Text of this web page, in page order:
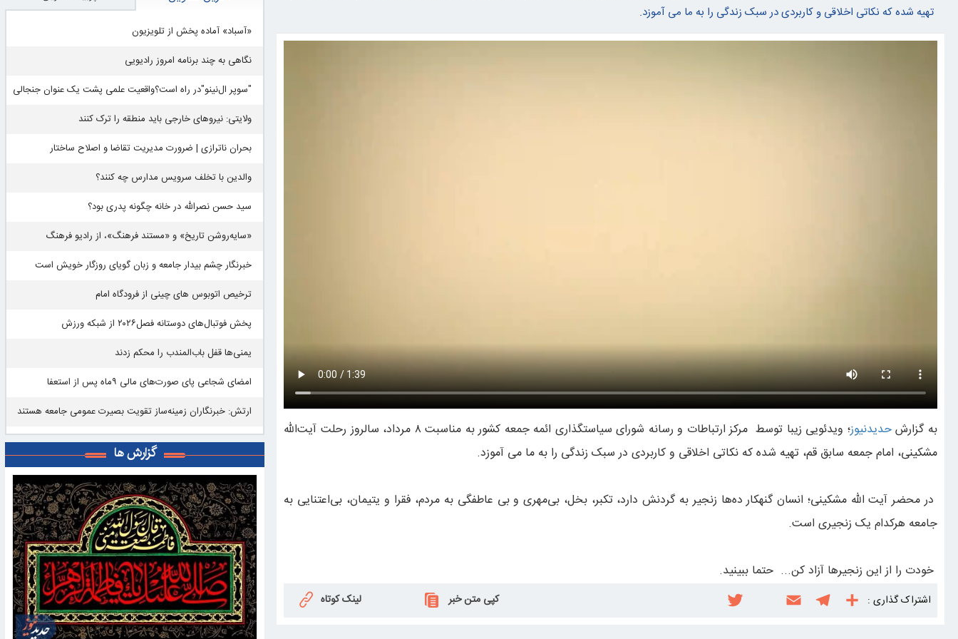
"سوپر ال‌نینو"در راه است؟واقعیت علمی پشت یک عنوان جنجالی
تهیه شده که نکاتی اخلاقی و کاربردی در سبک زندگی را به ما می آموزد.
به گزارشحدیدنیوز
؛ ویدئویی زیبا توسط مرکز ارتباطات و رسانه شورای سیاستگذاری ائمه جمعه کشور به مناسبت ۸ مرداد، سالروز رحلت آیت‌الله
مشکینی، امام جمعه سابق قم، تهیه شده که نکاتی اخلاقی و کاربردی در سبک زندگی را به ما می آموزد.
در محضر آیت الله مشکینی؛ انسان گنهکار ده‌ها زنجیر به گردنش دارد، تکبر، بخل، بی‌مهری و بی عاطفگی به مردم، فقرا و یتیمان، بی‌‌اعتنایی به
جامعه هرکدام یک زنجیری است.
خودت را از این زنجیرها آزاد کن... حتما ببینید.
اشتراک گذاری :
T
E
T
S
کپی متن خبر لینک کوتاه
«آسباد» آماده پخش از تلویزیون
نگاهی به چند برنامه امروز رادیویی
"سوپر ال‌نینو"در راه است؟واقعیت علمی پشت یک عنوان جنجالی
ولایتی: نیروهای خارجی باید منطقه را ترک کنند
بحران ناترازی | ضرورت مدیریت تقاضا و اصلاح ساختار
والدین با تخلف سرویس مدارس چه کنند؟
سید حسن نصرالله در خانه چگونه پدری بود؟
«سایه‌روشن تاریخ» و «مستند فرهنگ»، از رادیو فرهنگ
خبرنگار چشم بیدار جامعه و زبان گویای روزگار خویش است
ترخیص اتوبوس های چینی از فرودگاه امام
پخش فوتبال‌های دوستانه فصل۲۰۲۶ از شبکه ورزش
یمنی‌ها قفل باب‌المندب را محکم زدند
امضای شجاعی پای صورت‌های مالی ٩ماه پس از استعفا
ارتش: خبرنگاران زمینه‌ساز تقویت بصیرت عمومی جامعه هستند
گزارش ها